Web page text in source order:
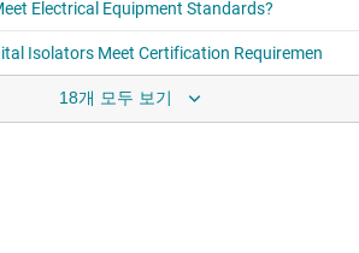
18개 모두 보기